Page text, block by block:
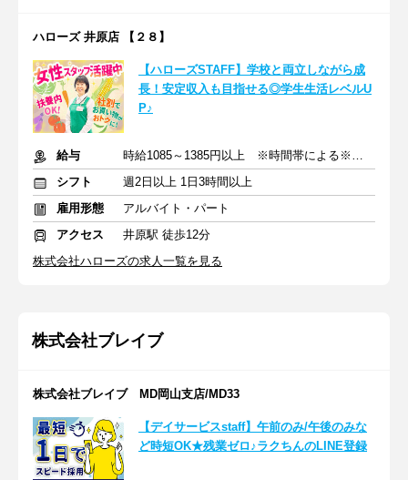
ハローズ 井原店 【２８】
【ハローズSTAFF】学校と両立しながら成
長！安定収入も目指せる◎学生生活レベルU
P♪
給与
時給1085～1385円以上 ※時間帯による※交通費支給
シフト
週2日以上 1日3時間以上
雇用形態
アルバイト・パート
アクセス
井原駅 徒歩12分
株式会社ハローズの求人一覧を見る
株式会社ブレイブ
株式会社ブレイブ MD岡山支店/MD33
【デイサービスstaff】午前のみ/午後のみな
ど時短OK★残業ゼロ♪ラクちんのLINE登録